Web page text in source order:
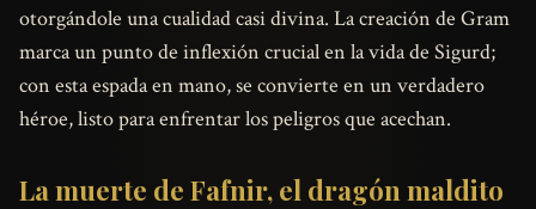
otorgándole una cualidad casi divina. La creación de Gram
marca un punto de inflexión crucial en la vida de Sigurd;
con esta espada en mano, se convierte en un verdadero
héroe, listo para enfrentar los peligros que acechan.
La muerte de Fafnir, el dragón maldito